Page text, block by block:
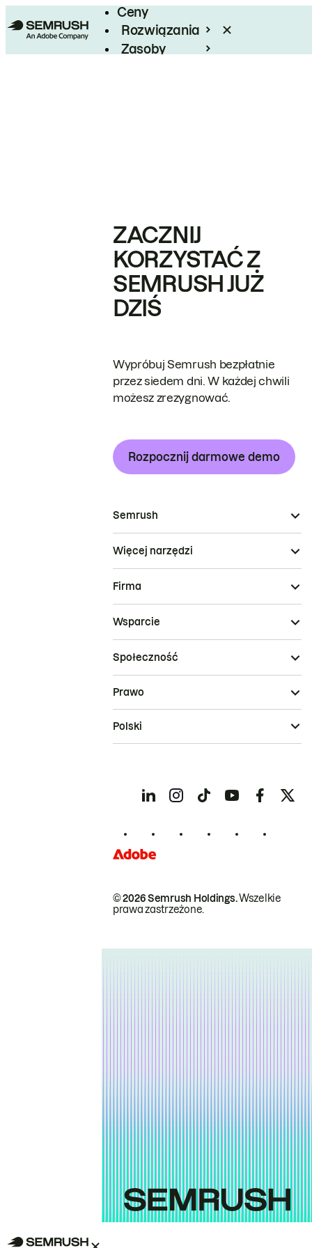
Ceny
Rozwiązania
Zasoby
ZACZNIJ
KORZYSTAĆ Z
SEMRUSH JUŻ
DZIŚ
Wypróbuj Semrush bezpłatnie
przez siedem dni. W każdej chwili
możesz zrezygnować.
Rozpocznij darmowe demo
Semrush
Więcej narzędzi
Firma
Wsparcie
Społeczność
© 2026 Semrush Holdings.Wszelkie
prawa zastrzeżone.
Prawo
Polski